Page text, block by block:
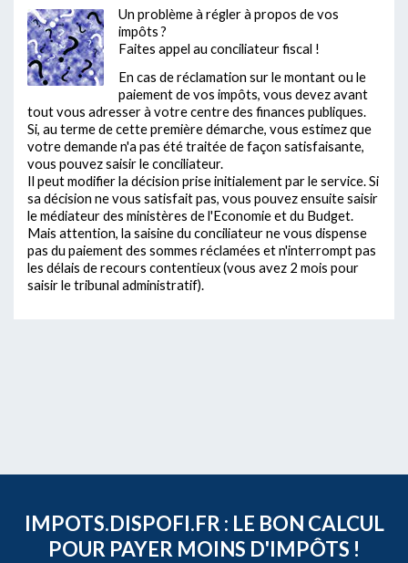
Un problème à régler à propos de vos
impôts ?
Faites appel au conciliateur fiscal !
En cas de réclamation sur le montant ou le
paiement de vos impôts, vous devez avant
tout vous adresser à votre centre des finances publiques.
Si, au terme de cette première démarche, vous estimez que
votre demande n'a pas été traitée de façon satisfaisante,
vous pouvez saisir le conciliateur.
Il peut modifier la décision prise initialement par le service. Si
sa décision ne vous satisfait pas, vous pouvez ensuite saisir
le médiateur des ministères de l'Economie et du Budget.
Mais attention, la saisine du conciliateur ne vous dispense
pas du paiement des sommes réclamées et n'interrompt pas
les délais de recours contentieux (vous avez 2 mois pour
saisir le tribunal administratif).
IMPOTS.DISPOFI.FR : LE BON CALCUL
POUR PAYER MOINS D'IMPÔTS !